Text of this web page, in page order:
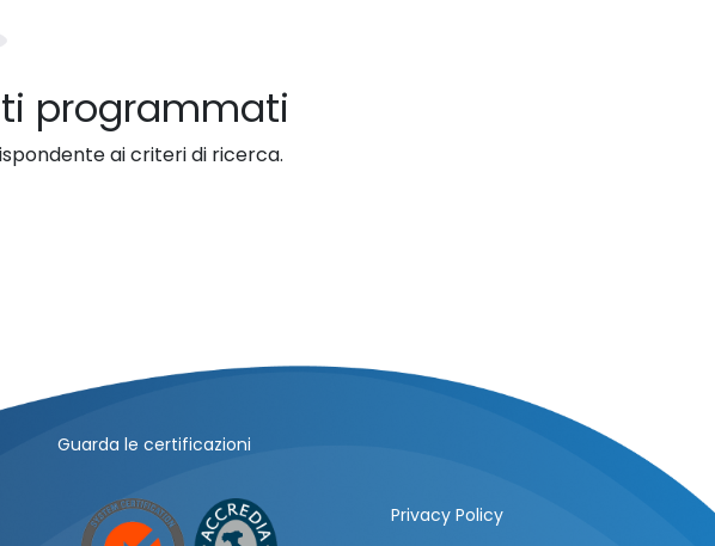
programmati
ai criteri di ricerca.
Privacy Policy
Guarda le certificazioni